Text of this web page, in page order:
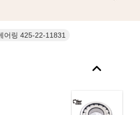
어링 425-22-11831